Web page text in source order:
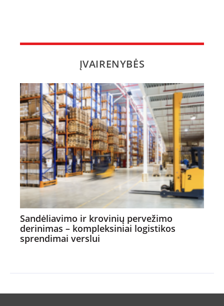
ĮVAIRENYBĖS
Sandėliavimo ir krovinių pervežimo
derinimas – kompleksiniai logistikos
sprendimai verslui